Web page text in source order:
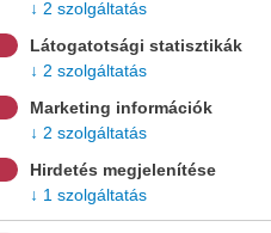
Kötésmód:
2 szolgáltatás
Látogatotsági statisztikák
2 szolgáltatás
Marketing információk
2 szolgáltatás
Hirdetés megjelenítése
1 szolgáltatás